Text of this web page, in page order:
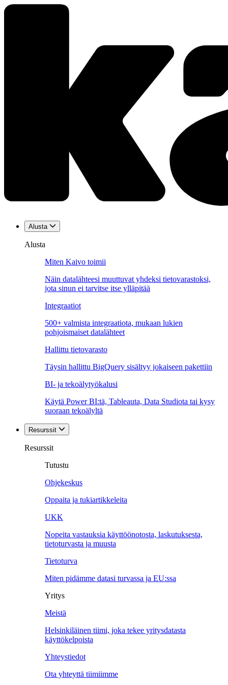
Alusta
Alusta
Miten Kaivo toimii
Näin datalähteesi muuttuvat yhdeksi tietovarastoksi,
jota sinun ei tarvitse itse ylläpitää
Integraatiot
500+ valmista integraatiota, mukaan lukien
pohjoismaiset datalähteet
Hallittu tietovarasto
Täysin hallittu BigQuery sisältyy jokaiseen pakettiin
BI- ja tekoälytyökalusi
Käytä Power BI:tä, Tableauta, Data Studiota tai kysy
suoraan tekoälyltä
Resurssit
Resurssit
Tutustu
Ohjekeskus
Oppaita ja tukiartikkeleita
UKK
Nopeita vastauksia käyttöönotosta, laskutuksesta,
tietoturvasta ja muusta
Tietoturva
Miten pidämme datasi turvassa ja EU:ssa
Yritys
Meistä
Helsinkiläinen tiimi, joka tekee yritysdatasta
käyttökelpoista
Yhteystiedot
Ota yhteyttä tiimiimme